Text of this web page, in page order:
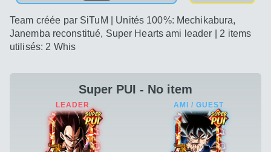
Team créée par SiTuM | Unités 100%: Mechikabura,
Janemba reconstitué, Super Hearts ami leader | 2 items
utilisés: 2 Whis
Super PUI - No item